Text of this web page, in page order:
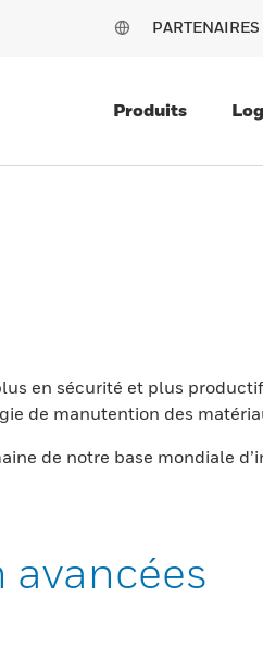
PARTENAIRES
Produits
en sécurité et plus
de manutention des
de notre base mondiale
avancées